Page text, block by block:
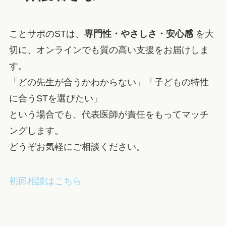
ことサポのSTは、 専門性・やさしさ・安心感を大
切に、オンラインでも質の高い支援をお届けしま
す。
「どの先生が合うかわからない」「子どもの特性
に合うSTを選びたい」
という場合でも、代表医師が責任をもってマッチ
ングします。
どうぞお気軽にご相談ください。
初回相談はこちら